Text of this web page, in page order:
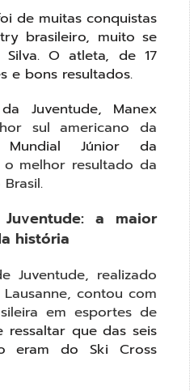
de muitas conquistas
brasileiro, muito se
O atleta, de 17
e bons resultados.
Juventude, Manex
sul americano da
Júnior da
o melhor resultado da
.
a maior
história
Juventude, realizado
contou com
em esportes de
ressaltar que das seis
eram do Ski Cross